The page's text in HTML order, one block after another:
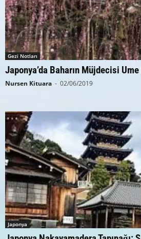
Gezi Notları
Japonya’da Baharın Müjdecisi
Nursen Kituara - 02/06/2019
Japonya